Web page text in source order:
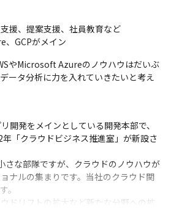
援、提案支援、社員教育など
、GCPがメイン
やMicrosoft Azureのノウハウはだいぶ
ータ分析に力を入れていきたいと考え
開発をメインとしている開発本部で、
「クラウドビジネス推進室」が新設さ
な部隊ですが、クラウドのノウハウが
ナルの集まりです。当社のクラウド関
。
ドリフトの拡大など新たな分野への拡